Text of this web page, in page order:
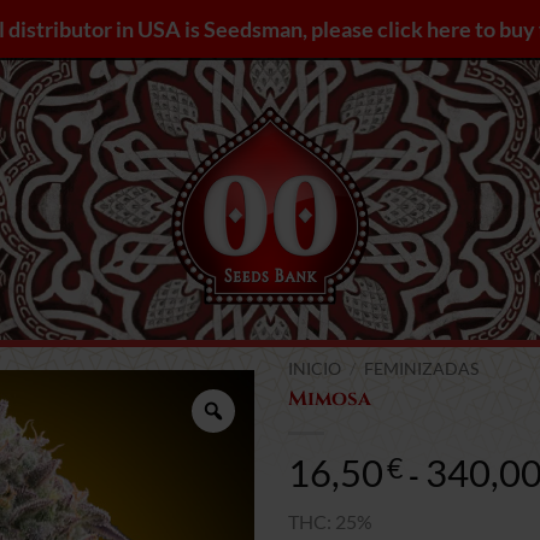
Zoom
INICIO FEMINIZADAS
Mimosa
16,50€ - 340,00
THC: 25%
in USA is Seedsman, please click here to